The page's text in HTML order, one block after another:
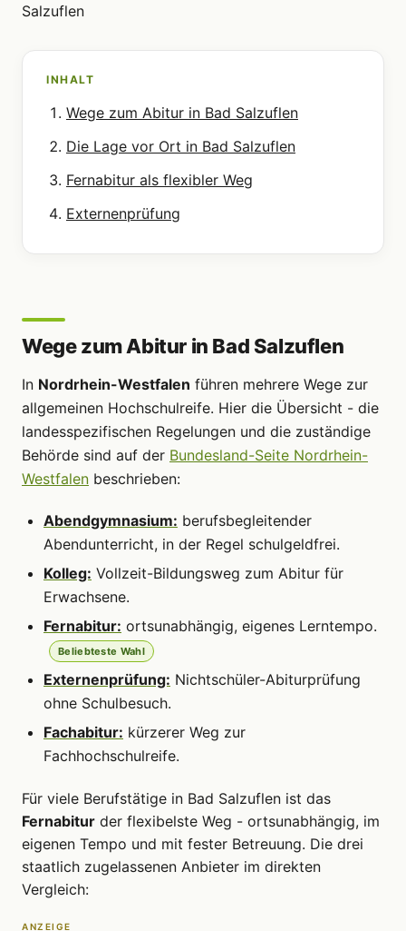
INHALT
Wege zum Abitur in Bad Salzuflen
Die Lage vor Ort in Bad Salzuflen
Fernabitur als flexibler Weg
Externenprüfung
Wege zum Abitur in Bad Salzuflen
In Nordrhein-Westfalen führen mehrere Wege zur
allgemeinen Hochschulreife. Hier die Übersicht - die
landesspezifischen Regelungen und die zuständige
Behörde sind auf der Bundesland-Seite Nordrhein-
Westfalen beschrieben:
Abendgymnasium: berufsbegleitender
Abendunterricht, in der Regel schulgeldfrei.
Kolleg: Vollzeit-Bildungsweg zum Abitur für
Erwachsene.
Fernabitur: ortsunabhängig, eigenes Lerntempo.
Beliebteste Wahl
Externenprüfung: Nichtschüler-Abiturprüfung
ohne Schulbesuch.
Fachabitur: kürzerer Weg zur
Fachhochschulreife.
Für viele Berufstätige in Bad Salzuflen ist das
Fernabitur der flexibelste Weg - ortsunabhängig, im
eigenen Tempo und mit fester Betreuung. Die drei
staatlich zugelassenen Anbieter im direkten
Vergleich:
ANZEIGE